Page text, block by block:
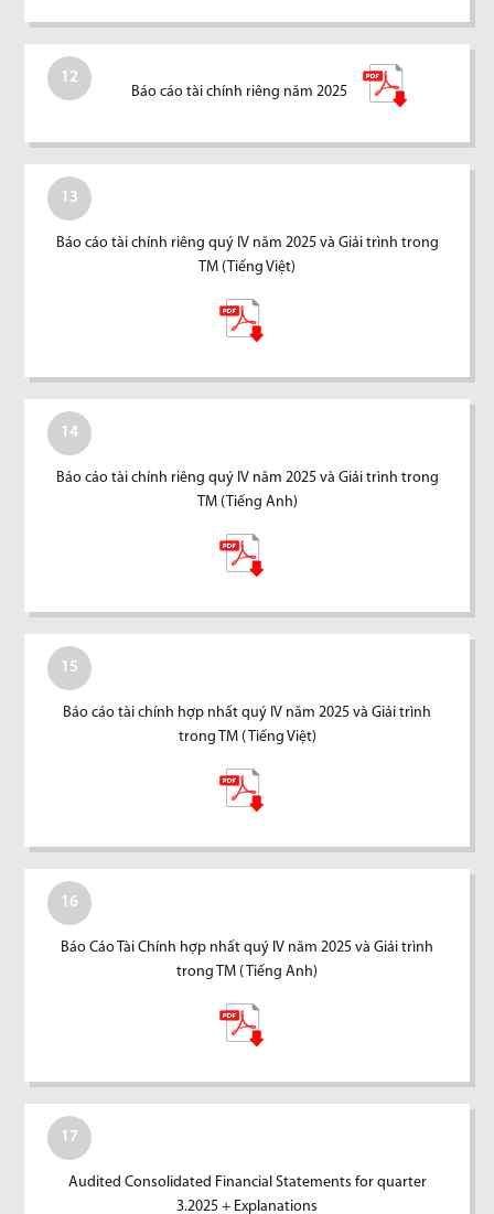
12
Báo cáo tài chính riêng năm 2025
13
Báo cáo tài chính riêng quý IV năm 2025 và Giải trình trong
TM (Tiếng Việt)
14
Báo cáo tài chính riêng quý IV năm 2025 và Giải trình trong
TM (Tiếng Anh)
15
Báo cáo tài chính hợp nhất quý IV năm 2025 và Giải trình
trong TM ( Tiếng Việt)
16
Báo Cáo Tài Chính hợp nhất quý IV năm 2025 và Giải trình
trong TM ( Tiếng Anh)
17
Audited Consolidated Financial Statements for quarter
3.2025 + Explanations